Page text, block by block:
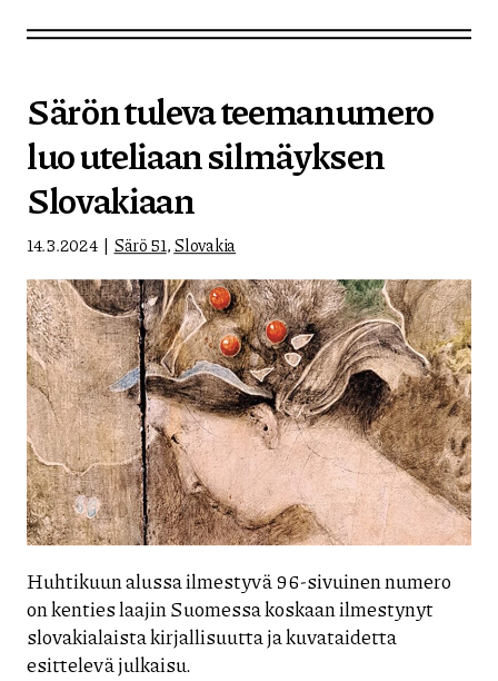
Särön tuleva teemanumero
luo uteliaan silmäyksen
Slovakiaan
14.3.2024 Särö 51,Slovakia
Huhtikuun alussa ilmestyvä 96-sivuinen numero
on kenties laajin Suomessa koskaan ilmestynyt
slovakialaista kirjallisuutta ja kuvataidetta
esittelevä julkaisu.